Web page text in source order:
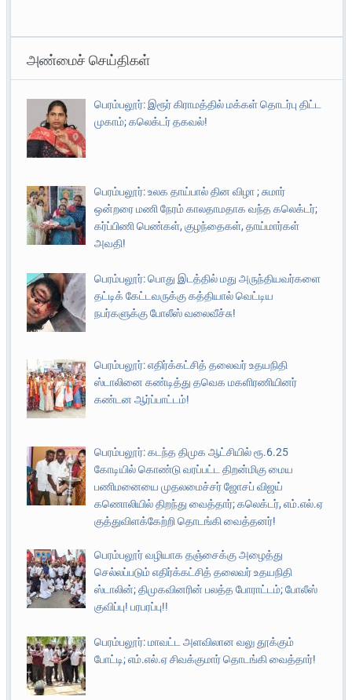
அண்மைச் செய்திகள்
பெரம்பலூர்: இரூர் கிராமத்தில் மக்கள் தொடர்பு திட்ட
முகாம்; கலெக்டர் தகவல்!
பெரம்பலூர்: உலக தாய்பால் தின விழா ; சுமார்
ஒன்றரை மணி நேரம் காலதாமதாக வந்த கலெக்டர்;
கர்ப்பிணி பெண்கள், குழந்தைகள், தாய்மார்கள்
அவதி!
பெரம்பலூர்: பொது இடத்தில் மது அருந்தியவர்களை
தட்டிக் கேட்டவருக்கு கத்தியால் வெட்டிய
நபர்களுக்கு போலீஸ் வலைவீச்சு!
பெரம்பலூர்: எதிர்க்கட்சித் தலைவர் உதயநிதி
ஸ்டாலினை கண்டித்து தவெக மகளிரணியினர்
கண்டன ஆர்ப்பாட்டம்!
பெரம்பலூர்: கடந்த திமுக ஆட்சியில் ரூ.6.25
கோடியில் கொண்டு வரப்பட்ட திறன்மிகு மைய
பணிமனையை முதலமைச்சர் ஜோசப் விஜய்
கணொலியில் திறந்து வைத்தார்; கலெக்டர், எம்.எல்.ஏ
குத்துவிளக்கேற்றி தொடங்கி வைத்தனர்!
பெரம்பலூர் வழியாக தஞ்சைக்கு அழைத்து
செல்லப்படும் எதிர்க்கட்சித் தலைவர் உதயநிதி
ஸ்டாலின்; திமுகவினரின் பலத்த போராட்டம்; போலீஸ்
குவிப்பு! பரபரப்பு!!
பெரம்பலூர்: மாவட்ட அளவிலான வலு தூக்கும்
போட்டி; எம்.எல்.ஏ சிவக்குமார் தொடங்கி வைத்தார்!